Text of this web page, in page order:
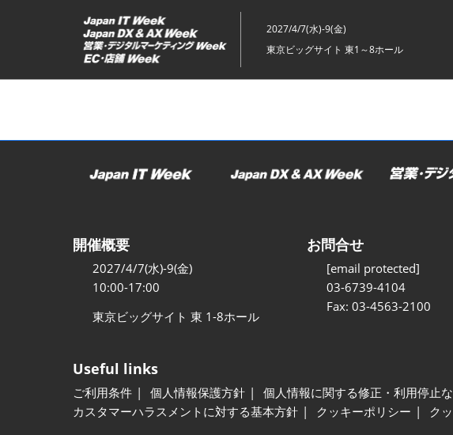
ッ
2027/4/7(水)-9(金)
東京ビッグサイト 東1～8ホール
開催概要
2027/4/7(水)-9(金)
10:00-17:00
東京ビッグサイト 東 1-8ホール
お問合せ
[email protected]
03-6739-4104
Fax: 03-4563-2100
Useful links
ご利用条件 個人情報保護方針 個人情報に関する修正・利用停止
カスタマーハラスメントに対する基本方針
クッキーポリシー ク